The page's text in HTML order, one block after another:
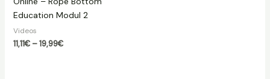
Education Modul 2
Videos
11,11€ –19,99€Preisspanne: